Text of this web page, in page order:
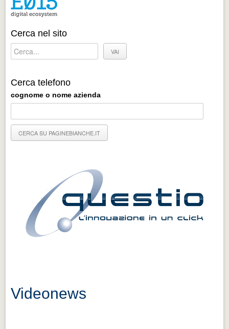
Progetti Aperti
Progetti Realizzati
Progetti Realizzati
EVENTI
Eventi Vigevano
Eventi Vigevano
Eventi Pavia
Cerca nel sito
Cerca telefono
cognome o nome azienda
Videonews